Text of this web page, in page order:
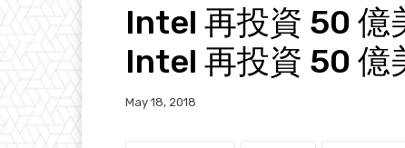
Intel 再投資 50 億
Intel 再投資 50 億
May 18, 2018